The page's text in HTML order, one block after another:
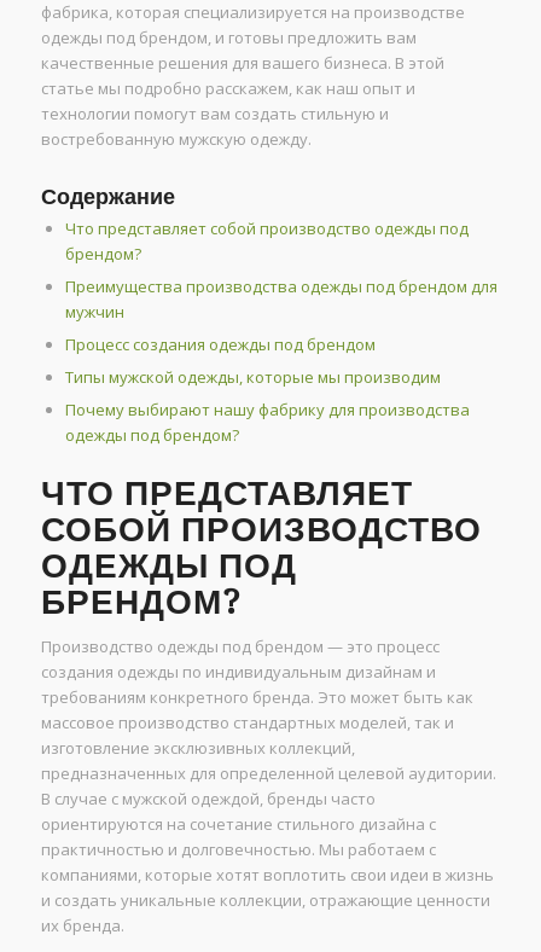
фабрика, которая специализируется на производстве
одежды под брендом, и готовы предложить вам
качественные решения для вашего бизнеса. В этой
статье мы подробно расскажем, как наш опыт и
технологии помогут вам создать стильную и
востребованную мужскую одежду.
Содержание
Что представляет собой производство одежды под
брендом?
Преимущества производства одежды под брендом для
мужчин
Процесс создания одежды под брендом
Типы мужской одежды, которые мы производим
Почему выбирают нашу фабрику для производства
одежды под брендом?
ЧТО ПРЕДСТАВЛЯЕТ
СОБОЙ ПРОИЗВОДСТВО
ОДЕЖДЫ ПОД
БРЕНДОМ?
Производство одежды под брендом — это процесс
создания одежды по индивидуальным дизайнам и
требованиям конкретного бренда. Это может быть как
массовое производство стандартных моделей, так и
изготовление эксклюзивных коллекций,
предназначенных для определенной целевой аудитории.
В случае с мужской одеждой, бренды часто
ориентируются на сочетание стильного дизайна с
практичностью и долговечностью. Мы работаем с
компаниями, которые хотят воплотить свои идеи в жизнь
и создать уникальные коллекции, отражающие ценности
их бренда.